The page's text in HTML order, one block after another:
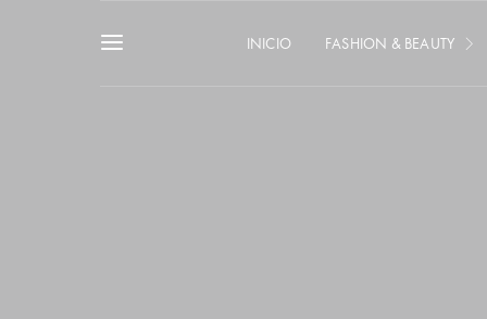
INICIO FASHION & BEAUTY